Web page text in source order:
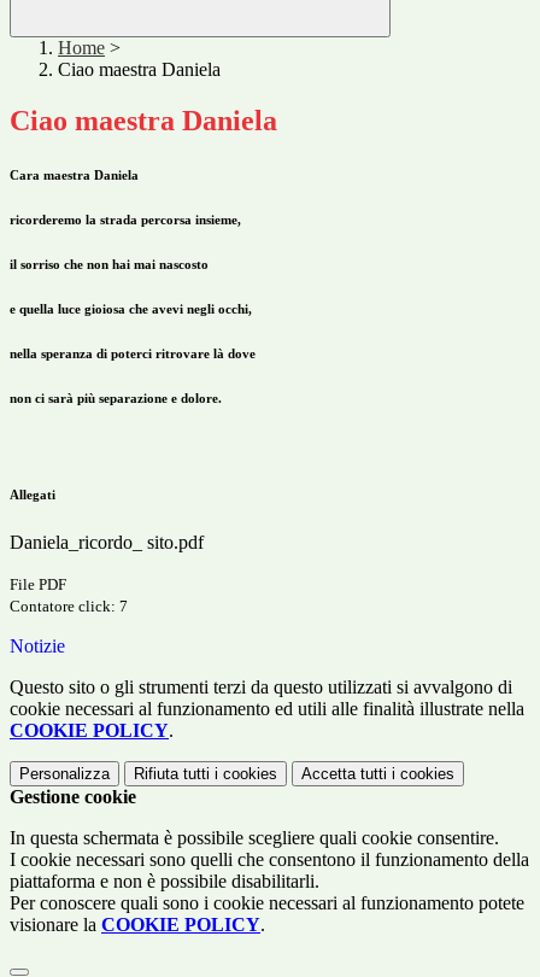
Home >
Ciao maestra Daniela
Ciao maestra Daniela
Cara maestra Daniela
ricorderemo la strada percorsa insieme,
il sorriso che non hai mai nascosto
e quella luce gioiosa che avevi negli occhi,
nella speranza di poterci ritrovare là dove
non ci sarà più separazione e dolore.
Allegati
Daniela_ricordo_ sito.pdf
File PDF
Contatore click: 7
Notizie
Questo sito o gli strumenti terzi da questo utilizzati si avvalgono di
cookie necessari al funzionamento ed utili alle finalità illustrate nella
COOKIE POLICY.
Personalizza Rifiuta tutti i cookies Accetta tutti i cookies
Gestione cookie
In questa schermata è possibile scegliere quali cookie consentire.
I cookie necessari sono quelli che consentono il funzionamento della
piattaforma e non è possibile disabilitarli.
Per conoscere quali sono i cookie necessari al funzionamento potete
visionare la COOKIE POLICY.